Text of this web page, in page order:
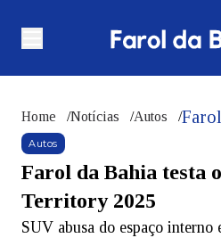
Home /Notícias /Autos /
Autos
Farol da Bahia testa
Territory 2025
SUV abusa do espaço interno